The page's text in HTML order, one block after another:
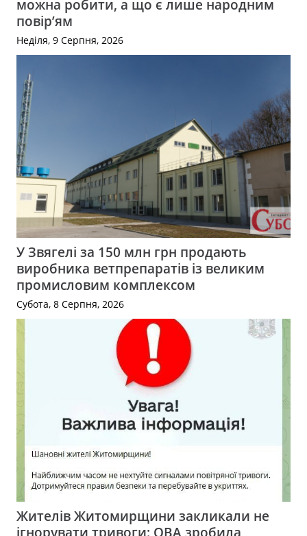
можна робити, а що є лише народним
повір’ям
Неділя, 9 Серпня, 2026
У Звягелі за 150 млн грн продають
виробника ветпрепаратів із великим
промисловим комплексом
Субота, 8 Серпня, 2026
Жителів Житомирщини закликали не